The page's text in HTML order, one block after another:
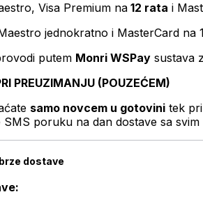
Visa Premium na 12 rata i
jednokratno i MasterCard na
putem Monri WSPay sustava
PREUZIMANJU (POUZEĆEM)
samo novcem u gotovini tek
SMS poruku na dan dostave sa svim
dostave